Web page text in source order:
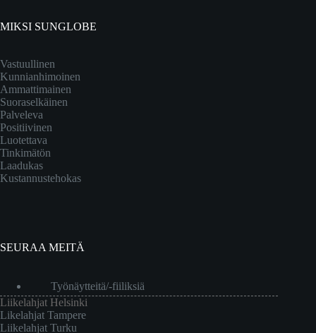
MIKSI SUNGLOBE
Vastuullinen
Kunnianhimoinen
Ammattimainen
Suoraselkäinen
Palveleva
Positiivinen
Luotettava
Tinkimätön
Laadukas
Kustannustehokas
SEURAA MEITÄ
Työnäytteitä/-fiiliksiä
Liikelahjat Helsinki
Likelahjat Tampere
Liikelahjat Turku